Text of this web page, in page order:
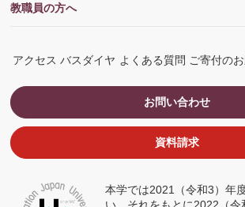
本学では2021（令和3）年
教職員の方へ
アクセス バスダイヤ よくある質問 ご寄付の
お問い合わせ
資料請求